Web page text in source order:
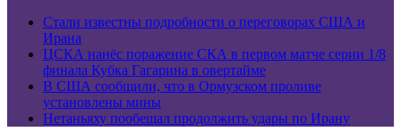
Стали известны подробности о переговорах США и
Ирана
ЦСКА нанёс поражение СКА в первом матче серии 1/8
финала Кубка Гагарина в овертайме
В США сообщили, что в Ормузском проливе
установлены мины
Нетаньяху пообещал продолжить удары по Ирану